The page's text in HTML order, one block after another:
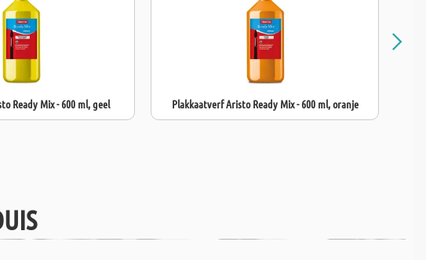
Ready Mix - 600 ml, geel Plakkaatverf Aristo Ready Mix - 600 ml, oranje